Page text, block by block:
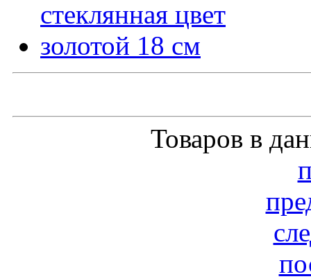
Товаров в